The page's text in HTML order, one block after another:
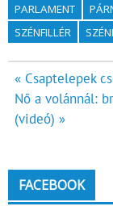
PARLAMENT
SZÉNFILLÉR
Bejegyzés
navigáció
« Csaptelepek
Nő a volánnál:
(videó) »
FACEBOOK